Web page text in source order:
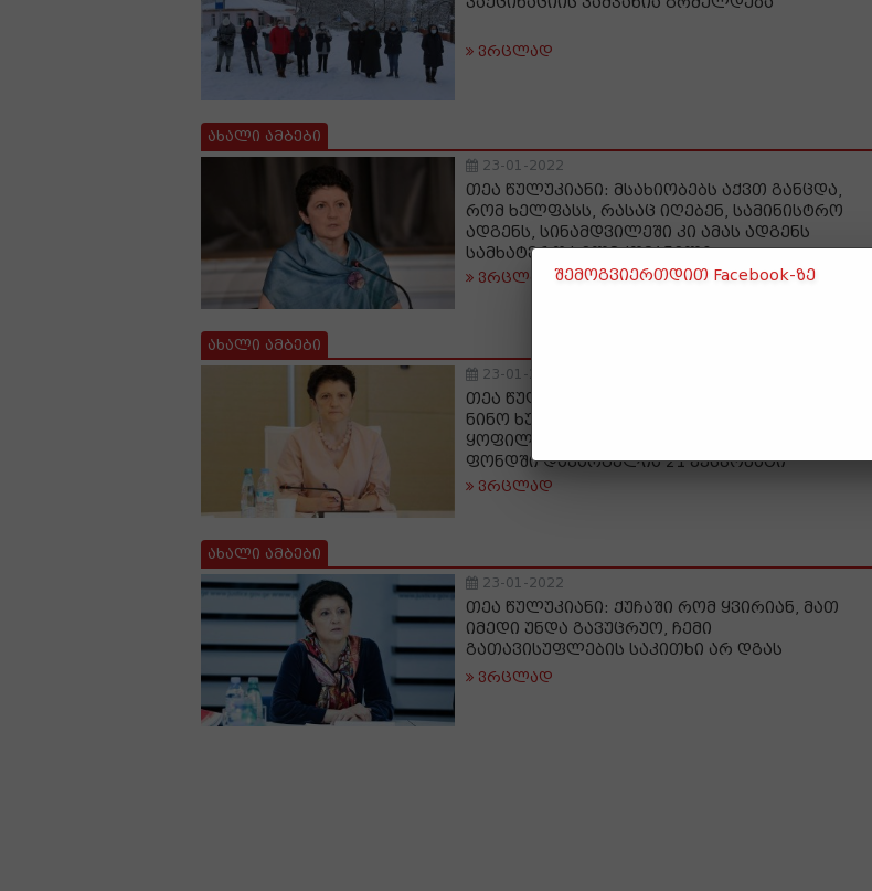
ვრცლად
ახალი ამბები
23-01-2022
თეა წულუკიანი: მსახიობებს აქვთ განცდა,
რომ ხელფასს, რასაც იღებენ, სამინისტრო
ადგენს, სინამდვილეში კი ამას ადგენს
სამხატვრო ხელმძღვანელი
ვრცლად
ახალი ამბები
23-01-2022
თეა წულუკიანი: აღმოჩნდა, რომ ქალბატონი
ნინო ხუნდაძის, ამ „დიდი“, აწ უკვე ჩვენი
ყოფილი „პროფესიონალი“ თანამშრომლის
ფონდში დაკარგულია 21 ექსპონატი
ვრცლად
ახალი ამბები
23-01-2022
თეა წულუკიანი: ქუჩაში რომ ყვირიან, მათ
იმედი უნდა გავუცრუო, ჩემი
გათავისუფლების საკითხი არ დგას
ვრცლად
შემოგვიერთდით Facebook-ზე